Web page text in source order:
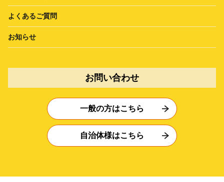
よくあるご質問
お知らせ
お問い合わせ
一般の方はこちら
自治体様はこちら